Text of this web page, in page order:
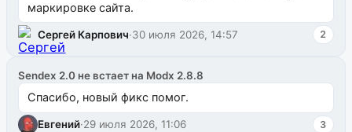
маркировке сайта.
Сергей Карпович·30 июля 2026, 14:57 2
Sendex 2.0 не встает на Modx 2.8.8
Спасибо, новый фикс помог.
Евгений·29 июля 2026, 11:06 3